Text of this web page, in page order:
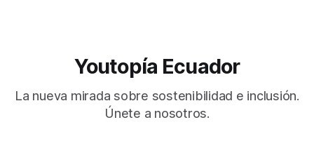
Youtopía Ecuador
La nueva mirada sobre sostenibilidad e inclusión.
Únete a nosotros.